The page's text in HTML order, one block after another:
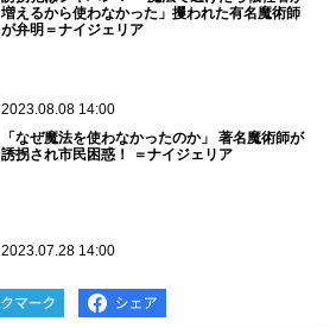
増えるから使わなかった」攫われた有名魔術師
が弁明＝ナイジェリア
2023.08.08 14:00
「なぜ魔法を使わなかったのか」 著名魔術師が
誘拐され市民困惑！ ＝ナイジェリア
2023.07.28 14:00